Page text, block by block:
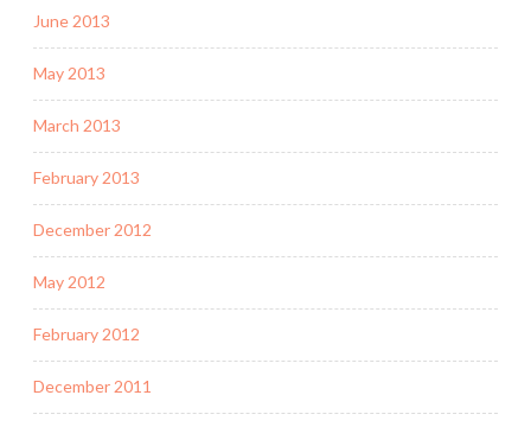
June 2013
May 2013
March 2013
February 2013
December 2012
May 2012
February 2012
December 2011